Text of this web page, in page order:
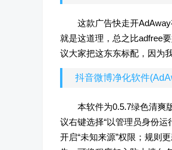
这款广告快走开
就是这道理，总之比adfree
议大家把这东东标配，因为
抖音微博净化软件
本软件为0.5.7绿色清爽
议右键选择“以管理员身份
开启“未知来源”权限；规则